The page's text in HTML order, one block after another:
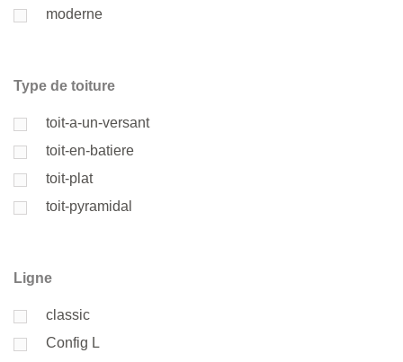
moderne
Type de toiture
toit-a-un-versant
toit-en-batiere
toit-plat
toit-pyramidal
Ligne
classic
Config L